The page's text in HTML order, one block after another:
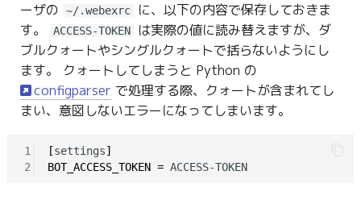
ーザの
~/.webexrc
に、以下の内容で保存しておきま
す。
ACCESS-TOKEN
は実際の値に読み替えますが、ダ
ブルクォートやシングルクォートで括らないようにし
ます。 クォートしてしまうと Python の
configparser で処理する際、クォートが含まれてし
まい、意図しないエラーになってしまいます。
1
2
[settings]
BOT_ACCESS_TOKEN = ACCESS-TOKEN